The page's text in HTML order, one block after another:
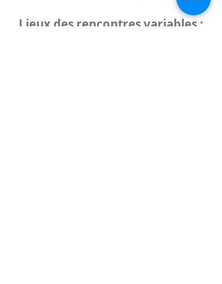
Lieux des rencontres variables :